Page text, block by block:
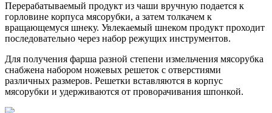
Перерабатываемый продукт из чаши вручную подается к
горловине корпуса мясорубки, а затем толкачем к
вращающемуся шнеку. Увлекаемый шнеком продукт проходит
последовательно через набор режущих инструментов.
Для получения фарша разной степени измельчения мясорубка
снабжена набором ножевых решеток с отверстиями
различных размеров. Решетки вставляются в корпус
мясорубки и удерживаются от проворачивания шпонкой.